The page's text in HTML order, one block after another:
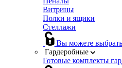
Витрины
Полки и ящики
Стеллажи
Вы можете
Гардеробные
Готовые комплекты